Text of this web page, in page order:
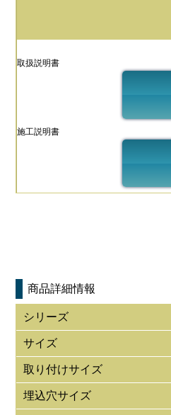
取扱説明書
施工説明書
商品詳細情報
シリーズ
サイズ
取り付けサイズ
埋込穴サイズ